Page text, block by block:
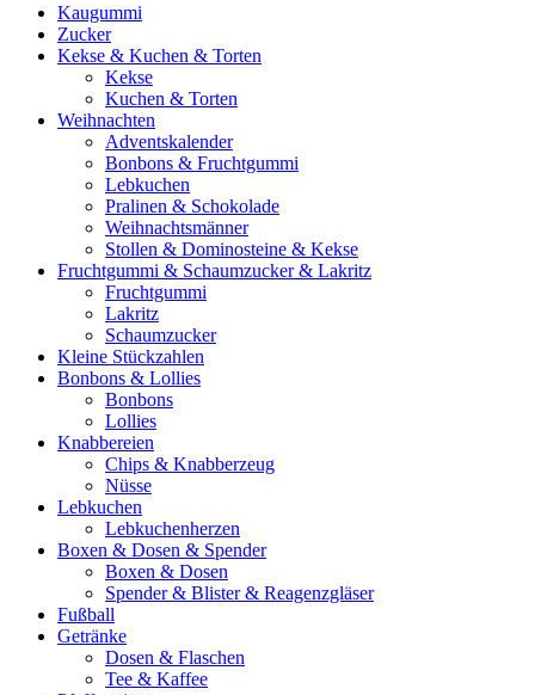
Kaugummi
Zucker
Kekse & Kuchen & Torten
Kekse
Kuchen & Torten
Weihnachten
Adventskalender
Bonbons & Fruchtgummi
Lebkuchen
Pralinen & Schokolade
Weihnachtsmänner
Stollen & Dominosteine & Kekse
Fruchtgummi & Schaumzucker & Lakritz
Fruchtgummi
Lakritz
Schaumzucker
Kleine Stückzahlen
Bonbons & Lollies
Bonbons
Lollies
Knabbereien
Chips & Knabberzeug
Nüsse
Lebkuchen
Lebkuchenherzen
Boxen & Dosen & Spender
Boxen & Dosen
Spender & Blister & Reagenzgläser
Fußball
Getränke
Dosen & Flaschen
Tee & Kaffee